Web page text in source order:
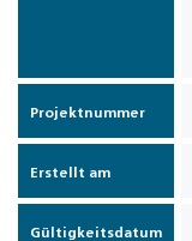
Projektnummer
Erstellt am
Gültigkeitsdatum